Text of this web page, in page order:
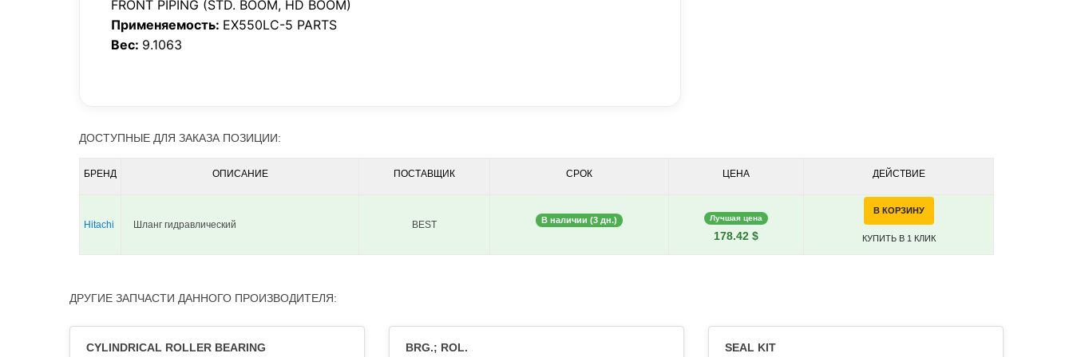
FRONT PIPING (STD. BOOM, HD BOOM)
Применяемость: EX550LC-5 PARTS
Вес: 9.1063
ДОСТУПНЫЕ ДЛЯ ЗАКАЗА ПОЗИЦИИ:
БРЕНД ОПИСАНИЕ ПОСТАВЩИК СРОК ЦЕНА ДЕЙСТВИЕ
Hitachi Шланг гидравлический BEST В наличии (3 дн.) Лучшая цена
178.42 $
В КОРЗИНУ
КУПИТЬ В 1 КЛИК
ДРУГИЕ ЗАПЧАСТИ ДАННОГО ПРОИЗВОДИТЕЛЯ:
CYLINDRICAL ROLLER BEARING BRG.; ROL. SEAL KIT